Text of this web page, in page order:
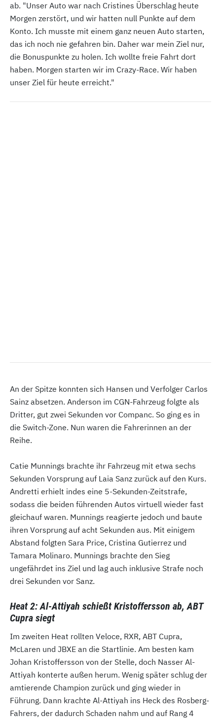
ab. "Unser Auto war nach Cristines Überschlag heute
Morgen zerstört, und wir hatten null Punkte auf dem
Konto. Ich musste mit einem ganz neuen Auto starten,
das ich noch nie gefahren bin. Daher war mein Ziel nur,
die Bonuspunkte zu holen. Ich wollte freie Fahrt dort
haben. Morgen starten wir im Crazy-Race. Wir haben
unser Ziel für heute erreicht."
An der Spitze konnten sich Hansen und Verfolger Carlos
Sainz absetzen. Anderson im CGN-Fahrzeug folgte als
Dritter, gut zwei Sekunden vor Companc. So ging es in
die Switch-Zone. Nun waren die Fahrerinnen an der
Reihe.
Catie Munnings brachte ihr Fahrzeug mit etwa sechs
Sekunden Vorsprung auf Laia Sanz zurück auf den Kurs.
Andretti erhielt indes eine 5-Sekunden-Zeitstrafe,
sodass die beiden führenden Autos virtuell wieder fast
gleichauf waren. Munnings reagierte jedoch und baute
ihren Vorsprung auf acht Sekunden aus. Mit einigem
Abstand folgten Sara Price, Cristina Gutierrez und
Tamara Molinaro. Munnings brachte den Sieg
ungefährdet ins Ziel und lag auch inklusive Strafe noch
drei Sekunden vor Sanz.
Heat 2: Al-Attiyah schießt Kristoffersson ab, ABT
Cupra siegt
Im zweiten Heat rollten Veloce, RXR, ABT Cupra,
McLaren und JBXE an die Startlinie. Am besten kam
Johan Kristoffersson von der Stelle, doch Nasser Al-
Attiyah konterte außen herum. Wenig später schlug der
amtierende Champion zurück und ging wieder in
Führung. Dann krachte Al-Attiyah ins Heck des Rosberg-
Fahrers, der dadurch Schaden nahm und auf Rang 4